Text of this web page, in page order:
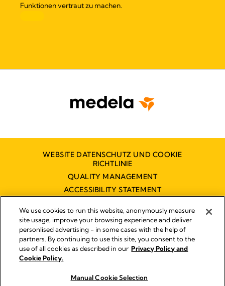
Funktionen vertraut zu machen.
WEBSITE DATENSCHUTZ UND COOKIE
RICHTLINIE
QUALITY MANAGEMENT
ACCESSIBILITY STATEMENT
BARRIEREFREIHEITSERKLÄRUNG
Impressum
We use cookies to run this website, anonymously measure
site usage, improve your browsing experience and deliver
personlised advertising - in some cases with the help of
partners. By continuing to use this site, you consent to the
use of all cookies as described in our Privacy Policy and
Cookie Policy.
Manual Cookie Selection